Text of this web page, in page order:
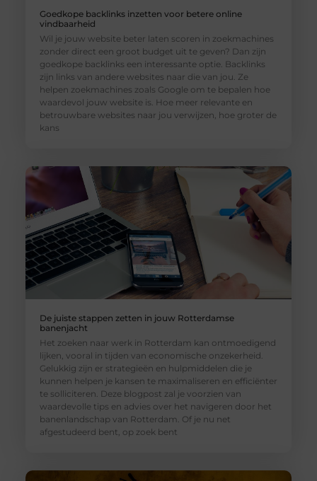
Goedkope backlinks inzetten voor betere online
vindbaarheid
Wil je jouw website beter laten scoren in zoekmachines
zonder direct een groot budget uit te geven? Dan zijn
goedkope backlinks een interessante optie. Backlinks
zijn links van andere websites naar die van jou. Ze
helpen zoekmachines zoals Google om te bepalen hoe
waardevol jouw website is. Hoe meer relevante en
betrouwbare websites naar jou verwijzen, hoe groter de
kans
De juiste stappen zetten in jouw Rotterdamse
banenjacht
Het zoeken naar werk in Rotterdam kan ontmoedigend
lijken, vooral in tijden van economische onzekerheid.
Gelukkig zijn er strategieën en hulpmiddelen die je
kunnen helpen je kansen te maximaliseren en efficiënter
te solliciteren. Deze blogpost zal je voorzien van
waardevolle tips en advies over het navigeren door het
banenlandschap van Rotterdam. Of je nu net
afgestudeerd bent, op zoek bent